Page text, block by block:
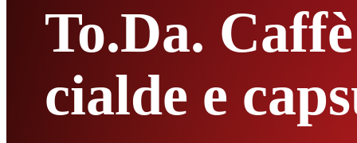
To.Da.
cialde e